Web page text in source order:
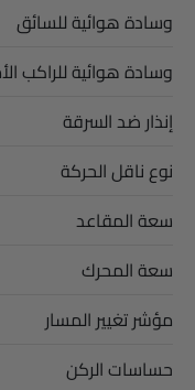
وسادة هوائية للسائق
وسادة هوائية للراكب
إنذار ضد السرقة
نوع ناقل الحركة
سعة المقاعد
سعة المحرك
مؤشر تغيير المسار
حساسات الركن